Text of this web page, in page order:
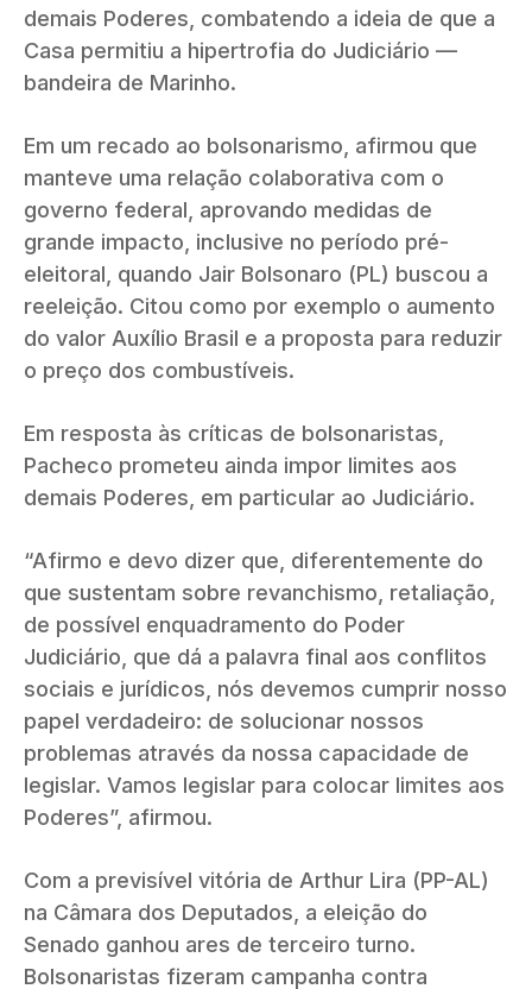
demais Poderes, combatendo a ideia de que a
Casa permitiu a hipertrofia do Judiciário —
bandeira de Marinho.
Em um recado ao bolsonarismo, afirmou que
manteve uma relação colaborativa com o
governo federal, aprovando medidas de
grande impacto, inclusive no período pré-
eleitoral, quando Jair Bolsonaro (PL) buscou a
reeleição. Citou como por exemplo o aumento
do valor Auxílio Brasil e a proposta para reduzir
o preço dos combustíveis.
Em resposta às críticas de bolsonaristas,
Pacheco prometeu ainda impor limites aos
demais Poderes, em particular ao Judiciário.
“Afirmo e devo dizer que, diferentemente do
que sustentam sobre revanchismo, retaliação,
de possível enquadramento do Poder
Judiciário, que dá a palavra final aos conflitos
sociais e jurídicos, nós devemos cumprir nosso
papel verdadeiro: de solucionar nossos
problemas através da nossa capacidade de
legislar. Vamos legislar para colocar limites aos
Poderes”, afirmou.
Com a previsível vitória de Arthur Lira (PP-AL)
na Câmara dos Deputados, a eleição do
Senado ganhou ares de terceiro turno.
Bolsonaristas fizeram campanha contra